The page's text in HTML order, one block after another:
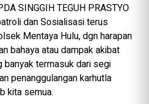
SINGGIH TEGUH PRASTYO
dan Sosialisasi terus
Mentaya Hulu, dgn harapan
bahaya atau dampak akibat
banyak termasuk dari segi
penanggulangan karhutla
kita semua.